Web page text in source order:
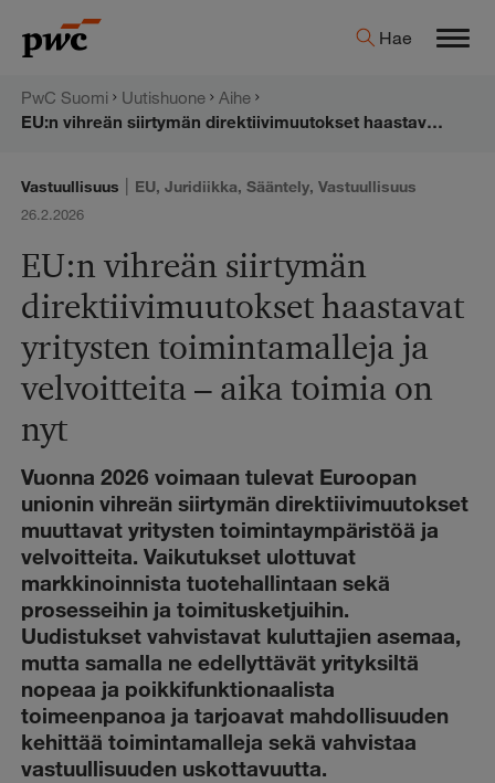
sisältöön
PwC:n
Hae
PwC Suomi Uutishuone
Aihe
EU:n vihreän siirtymän direktiivimuutokset haastavat yritysten toimintamalleja ja velvoitteita – aika toimia on nyt
Vastuullisuus | EU,Juridiikka,Sääntely,Vastuullisuus
26.2.2026
EU:n vihreän siirtymän
direktiivimuutokset haastavat
yritysten toimintamalleja ja
velvoitteita – aika toimia on
nyt
Vuonna 2026 voimaan tulevat Euroopan
unionin vihreän siirtymän direktiivimuutokset
muuttavat yritysten toimintaympäristöä ja
velvoitteita. Vaikutukset ulottuvat
markkinoinnista tuotehallintaan sekä
prosesseihin ja toimitusketjuihin.
Uudistukset vahvistavat kuluttajien asemaa,
mutta samalla ne edellyttävät yrityksiltä
nopeaa ja poikkifunktionaalista
toimeenpanoa ja tarjoavat mahdollisuuden
kehittää toimintamalleja sekä vahvistaa
vastuullisuuden uskottavuutta.